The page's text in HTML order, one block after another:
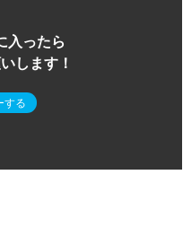
入ったら
します！
する